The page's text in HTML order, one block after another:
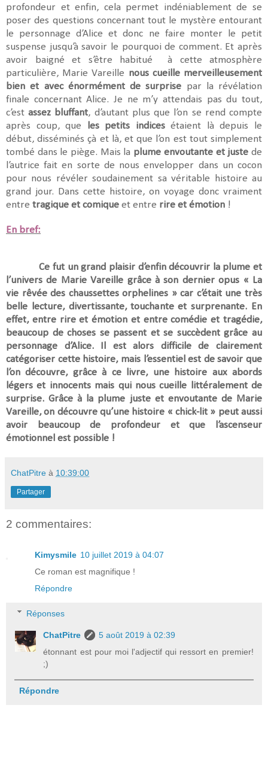
profondeur et enfin, cela permet indéniablement de se
poser des questions concernant tout le mystère entourant
le personnage d’Alice et donc ne faire monter le petit
suspense jusqu’à savoir le pourquoi de comment. Et après
avoir baigné et s’être habitué
à cette atmosphère
particulière, Marie Vareille nous cueille merveilleusement
bien et avec énormément de surprise par la révélation
finale concernant Alice. Je ne m’y attendais pas du tout,
c’estassez bluffant, d’autant plus que l’on se rend compte
après coup, que
les petits indicesétaient là depuis le
début, disséminés çà et là, et que l’on est tout simplement
tombé dans le piège. Mais la plume envoutante et juste de
l’autrice fait en sorte de nous envelopper dans un cocon
pour nous révéler soudainement sa véritable histoire au
grand jour. Dans cette histoire, on voyage donc vraiment
entre tragique et comique et entre rire et émotion !
En bref:
Ce fut un grand plaisir d’enfin découvrir la plume et
l’univers de Marie Vareille grâce à son dernier opus « La
vie rêvée des chaussettes orphelines » car c’était une très
belle lecture, divertissante, touchante et surprenante. En
effet, entre rire et émotion et entre comédie et tragédie,
beaucoup de choses se passent et se succèdent grâce au
personnage d’Alice. Il est alors difficile de clairement
catégoriser cette histoire, mais l’essentiel est de savoir que
l’on découvre, grâce à ce livre, une histoire aux abords
légers et innocents mais qui nous cueille littéralement de
surprise. Grâce à la plume juste et envoutante de Marie
Vareille, on découvre qu’une histoire « chick-lit » peut aussi
avoir beaucoup de profondeur et que l’ascenseur
émotionnel est possible !
ChatPitre à 10:39:00
Partager
2 commentaires:
Kimysmile 10 juillet 2019 à 04:07
Ce roman est magnifique !
Répondre
Réponses
ChatPitre
5 août 2019 à 02:39
étonnant est pour moi l'adjectif qui ressort en premier!
;)
Répondre